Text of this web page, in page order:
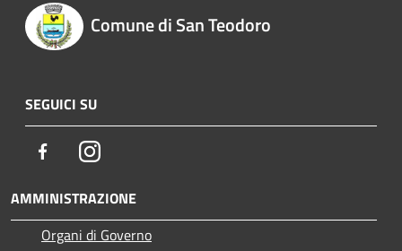
Comune di San Teodoro
SEGUICI SU
FacebookInstagram
AMMINISTRAZIONE
Organi di Governo